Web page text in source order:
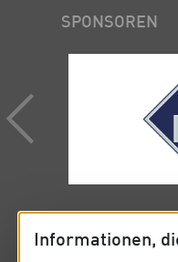
SPONSOREN
Informationen,